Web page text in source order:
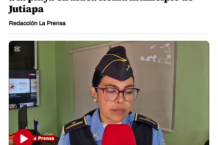
Jutiapa
Redacción La Prensa